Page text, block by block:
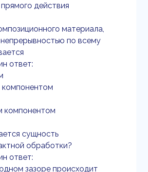
действия
материала,
по всему
ответ:
компонентом
сущность
обработки?
ответ:
зазоре происходит